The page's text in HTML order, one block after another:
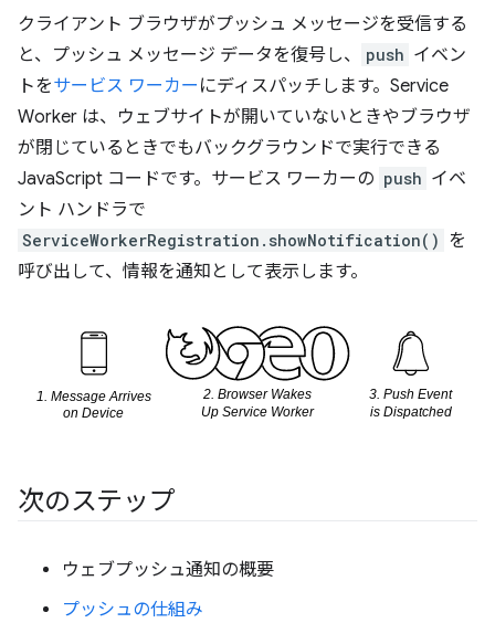
クライアント ブラウザがプッシュ メッセージを受信する
と、プッシュ メッセージ データを復号し、
push イベン
トをサービス ワーカー にディスパッチします。Service
Worker は、ウェブサイトが開いていないときやブラウザ
が閉じているときでもバックグラウンドで実行できる
JavaScript コードです。サービス ワーカーの push イベ
ント ハンドラで
ServiceWorkerRegistration.showNotification() を
呼び出して、情報を通知として表示します。
次のステップ
ウェブプッシュ通知の概要
プッシュの仕組み